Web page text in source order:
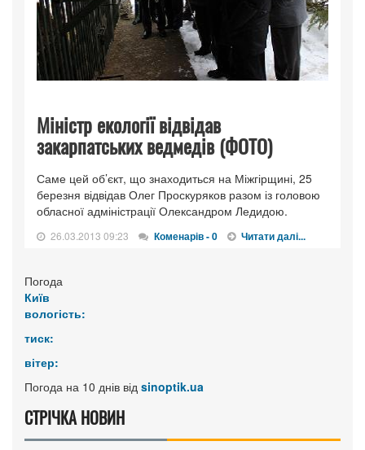
Міністр екології відвідав
закарпатських ведмедів (ФОТО)
Саме цей об’єкт, що знаходиться на Міжгірщині, 25
березня відвідав Олег Проскуряков разом із головою
обласної адміністрації Олександром Ледидою.
26.03.2013 09:23 Коменарів - 0 Читати далі...
Погода
Київ
вологість:
тиск:
вітер:
Погода на 10 днів від sinoptik.ua
СТРІЧКА НОВИН